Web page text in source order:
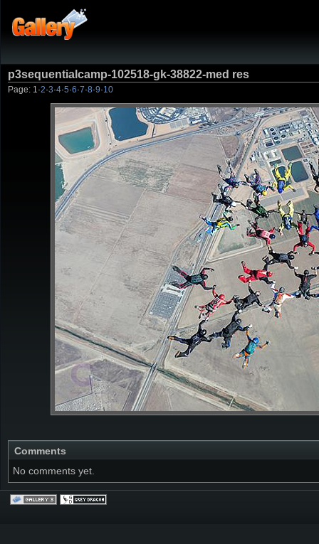
p3sequentialcamp-102518-gk-38822-med res
Page: 1 ·2·3·4·5·6·7·8·9·10
Comments
No comments yet.